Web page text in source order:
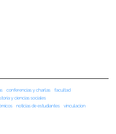
conferencias y charlas
facultad
y ciencias sociales
noticias de estudiantes
vinculacion